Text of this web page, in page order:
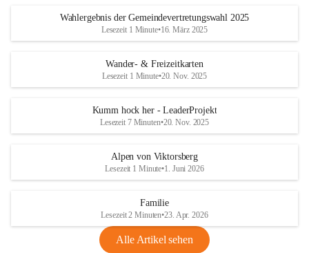
Wahlergebnis der Gemeindevertretungswahl 2025
Lesezeit 1 Minute•16. März 2025
Wander- & Freizeitkarten
Lesezeit 1 Minute•20. Nov. 2025
Kumm hock her - LeaderProjekt
Lesezeit 7 Minuten•20. Nov. 2025
Alpen von Viktorsberg
Lesezeit 1 Minute•1. Juni 2026
Familie
Lesezeit 2 Minuten•23. Apr. 2026
Alle Artikel sehen